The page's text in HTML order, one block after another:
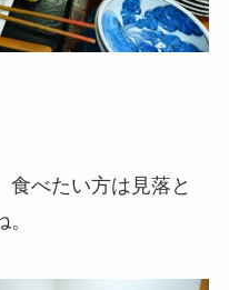
食べたい方は見落と